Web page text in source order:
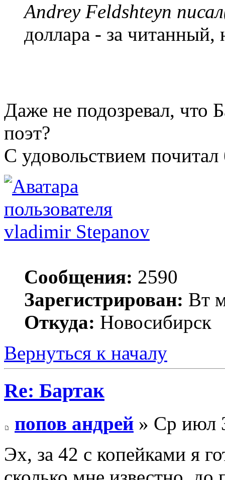
Andrey Feldshteyn
доллара - за
Даже не подозревал, что
поэт?
С удовольствием
vladimir Stepanov
Сообщения: 2590
Зарегистрирован: Вт
Откуда: Новосибирск
Вернуться к началу
Re: Бартак
попов андрей » Ср июл
Эх, за 42 с копейками я